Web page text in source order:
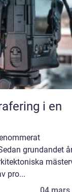
grundandet
pro...